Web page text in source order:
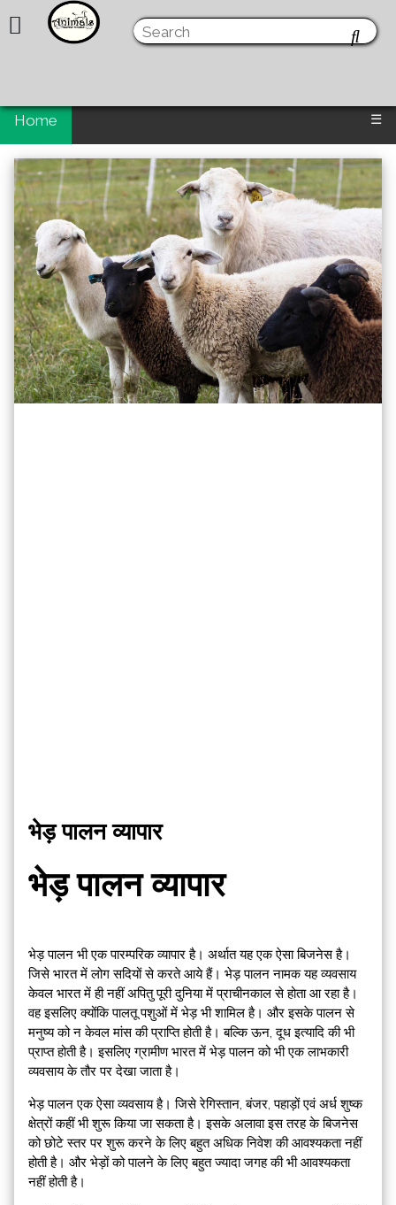
Home ☰
भेड़ पालन व्यापार
भेड़ पालन व्यापार
भेड़ पालन भी एक पारम्परिक व्यापार है। अर्थात यह एक ऐसा बिजनेस है।
जिसे भारत में लोग सदियों से करते आये हैं। भेड़ पालन नामक यह व्यवसाय
केवल भारत में ही नहीं अपितु पूरी दुनिया में प्राचीनकाल से होता आ रहा है।
वह इसलिए क्योंकि पालतू पशुओं में भेड़ भी शामिल है। और इसके पालन से
मनुष्य को न केवल मांस की प्राप्ति होती है। बल्कि ऊन, दूध इत्यादि की भी
प्राप्त होती है। इसलिए ग्रामीण भारत में भेड़ पालन को भी एक लाभकारी
व्यवसाय के तौर पर देखा जाता है।
भेड़ पालन एक ऐसा व्यवसाय है। जिसे रेगिस्तान, बंजर, पहाड़ों एवं अर्ध शुष्क
क्षेत्रों कहीं भी शुरू किया जा सकता है। इसके अलावा इस तरह के बिजनेस
को छोटे स्तर पर शुरू करने के लिए बहुत अधिक निवेश की आवश्यकता नहीं
होती है। और भेड़ों को पालने के लिए बहुत ज्यादा जगह की भी आवश्यकता
नहीं होती है।